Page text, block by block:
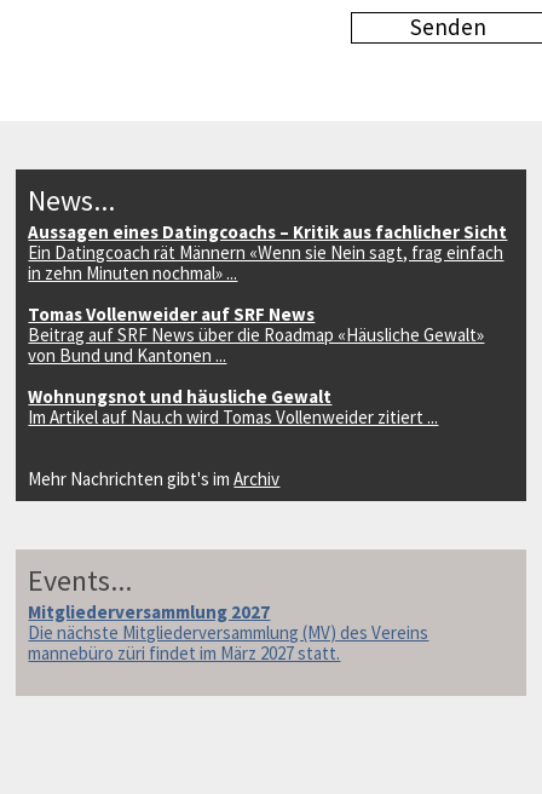
News...
Aussagen eines Datingcoachs – Kritik aus fachlicher Sicht
Ein Datingcoach rät Männern «Wenn sie Nein sagt, frag einfach
in zehn Minuten nochmal» ...
Tomas Vollenweider auf SRF News
Beitrag auf SRF News über die Roadmap «Häusliche Gewalt»
von Bund und Kantonen ...
Wohnungsnot und häusliche Gewalt
Im Artikel auf Nau.ch wird Tomas Vollenweider zitiert ...
Mehr Nachrichten gibt's imArchiv
Events...
Mitgliederversammlung 2027
Die nächste Mitgliederversammlung (MV) des Vereins
mannebüro züri findet im März 2027 statt.